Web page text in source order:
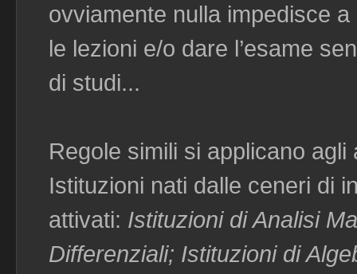
ovviamente nulla impedisce
le lezioni e/o dare l’esame
di studi...
Regole simili si applicano
Istituzioni nati dalle ceneri di
attivati: Istituzioni di Analisi
Differenziali; Istituzioni di